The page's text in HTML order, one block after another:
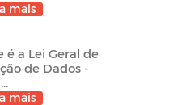
mais
é a Lei Geral de
de Dados -
mais